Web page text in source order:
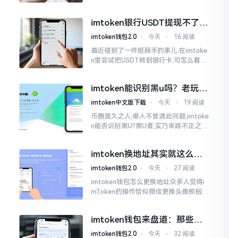
我也疑惑过一阵子
imtoken银行USDT提现不了？
这几个法子能帮你搞定
imtoken钱包2.0 ⋅ 今天 ⋅ 16 阅读
最近碰到了一件挺棘手的事儿,在imtoke
n里尝试把USDT转到银行卡,可怎么着都
么时长
imtoken能识别黑u吗？老玩家
告诉你真相
imtoken中文版下载 ⋅ 今天 ⋅ 19 阅读
币圈混久之人,谁人不曾遇此问题,imtoke
n能否识别黑U?黑U者,实乃来路不正之钱
imtoken换地址其实就这么回
事
imtoken钱包2.0 ⋅ 今天 ⋅ 27 阅读
imtoken钱包怎么更换地址众多人觉得i
mToken的操作恰似微信更换头像那般简
据助记词来生成的,通俗讲
imtoken钱包来盘道：那些踩
过的坑和保命招
imtoken钱包2.0 ⋅ 今天 ⋅ 32 阅读